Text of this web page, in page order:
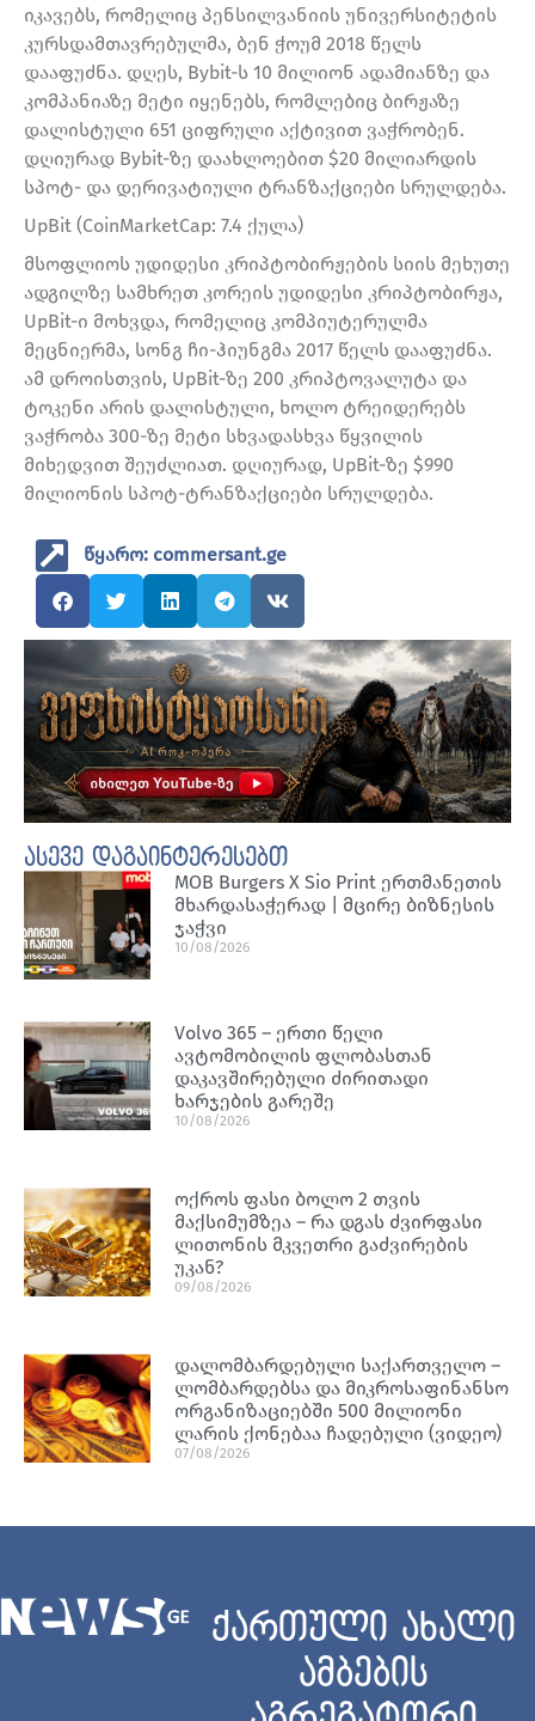
იკავებს, რომელიც პენსილვანიის უნივერსიტეტის
კურსდამთავრებულმა, ბენ ჭოუმ 2018 წელს
დააფუძნა. დღეს, Bybit-ს 10 მილიონ ადამიანზე და
კომპანიაზე მეტი იყენებს, რომლებიც ბირჟაზე
დალისტული 651 ციფრული აქტივით ვაჭრობენ.
დღიურად Bybit-ზე დაახლოებით $20 მილიარდის
სპოტ- და დერივატიული ტრანზაქციები სრულდება.
UpBit (CoinMarketCap: 7.4 ქულა)
მსოფლიოს უდიდესი კრიპტობირჟების სიის მეხუთე
ადგილზე სამხრეთ კორეის უდიდესი კრიპტობირჟა,
UpBit-ი მოხვდა, რომელიც კომპიუტერულმა
მეცნიერმა, სონგ ჩი-ჰიუნგმა 2017 წელს დააფუძნა.
ამ დროისთვის, UpBit-ზე 200 კრიპტოვალუტა და
ტოკენი არის დალისტული, ხოლო ტრეიდერებს
ვაჭრობა 300-ზე მეტი სხვადასხვა წყვილის
მიხედვით შეუძლიათ. დღიურად, UpBit-ზე $990
მილიონის სპოტ-ტრანზაქციები სრულდება.
წყარო: commersant.ge
ასევე დაგაინტერესებთ
MOB Burgers X Sio Print ერთმანეთის
მხარდასაჭერად | მცირე ბიზნესის
ჯაჭვი
10/08/2026
Volvo 365 – ერთი წელი
ავტომობილის ფლობასთან
დაკავშირებული ძირითადი
ხარჯების გარეშე
10/08/2026
ოქროს ფასი ბოლო 2 თვის
მაქსიმუმზეა – რა დგას ძვირფასი
ლითონის მკვეთრი გაძვირების
უკან?
09/08/2026
დალომბარდებული საქართველო –
ლომბარდებსა და მიკროსაფინანსო
ორგანიზაციებში 500 მილიონი
ლარის ქონებაა ჩადებული (ვიდეო)
07/08/2026
ქართული ახალი
ამბების